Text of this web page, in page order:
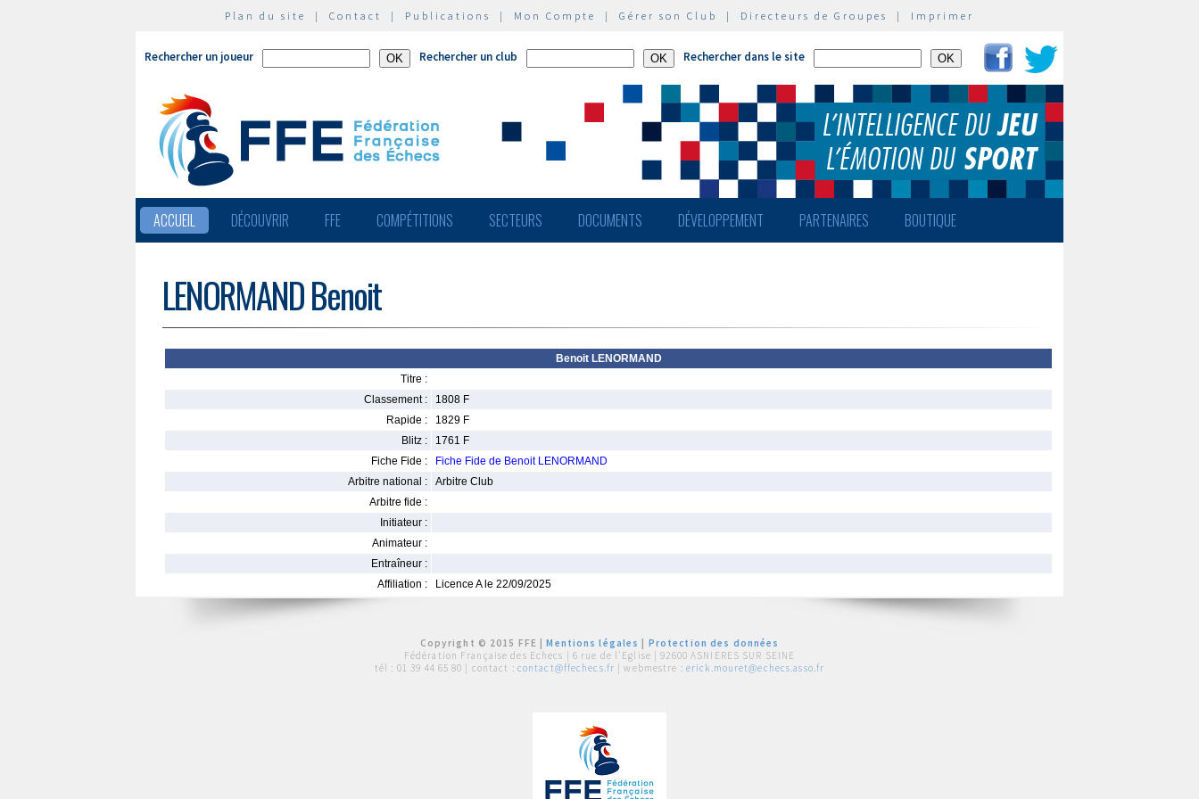
Plan du site | Contact | Publications | Mon Compte | Gérer son Club | Directeurs de Groupes | Imprimer
Rechercher un joueur Rechercher un club Rechercher dans le site
ACCUEIL DÉCOUVRIR FFE COMPÉTITIONS SECTEURS DOCUMENTS DÉVELOPPEMENT PARTENAIRES BOUTIQUE
LENORMAND Benoit
Benoit LENORMAND
Titre :
Classement :
1808 F
Rapide :
1829 F
Blitz :
1761 F
Fiche Fide :
Fiche Fide de Benoit LENORMAND
Arbitre national :
Arbitre Club
Arbitre fide :
Initiateur :
Animateur :
Entraîneur :
Affiliation :
Licence A le 22/09/2025
Copyright © 2015 FFE |Mentions légales
Protection des données
Fédération Française des Echecs | 6 rue de l'Eglise | 92600 ASNIERES SUR SEINE
tél : 01 39 44 65 80 | contact : contact@ffechecs.fr | webmestre : erick.mouret@echecs.asso.fr